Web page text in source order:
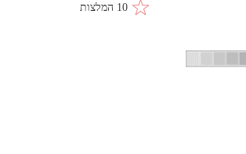
10 המלצות